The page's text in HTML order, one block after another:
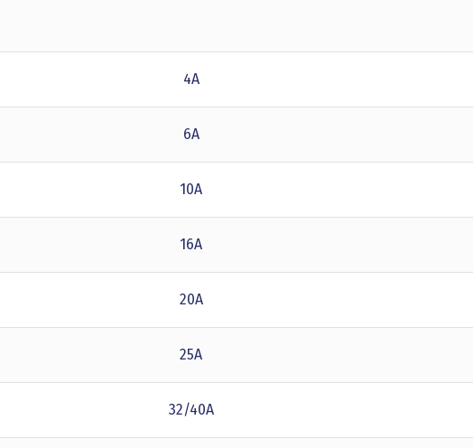
4A
6A
10A
16A
20A
25A
32/40A